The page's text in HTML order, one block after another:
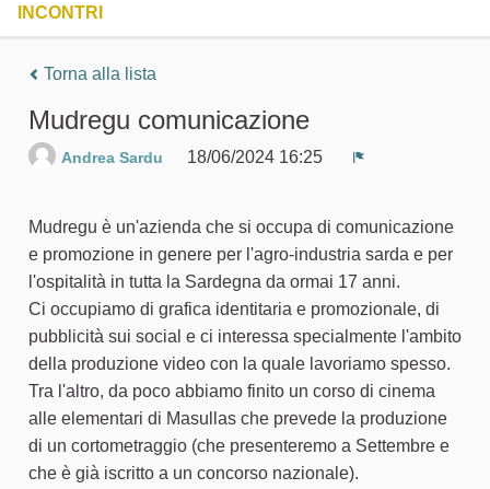
INCONTRI
Torna alla lista
Mudregu comunicazione
Andrea Sardu
18/06/2024 16:25
Mudregu è un'azienda che si occupa di comunicazione
e promozione in genere per l'agro-industria sarda e per
l'ospitalità in tutta la Sardegna da ormai 17 anni.
Ci occupiamo di grafica identitaria e promozionale, di
pubblicità sui social e ci interessa specialmente l'ambito
della produzione video con la quale lavoriamo spesso.
Tra l'altro, da poco abbiamo finito un corso di cinema
alle elementari di Masullas che prevede la produzione
di un cortometraggio (che presenteremo a Settembre e
che è già iscritto a un concorso nazionale).